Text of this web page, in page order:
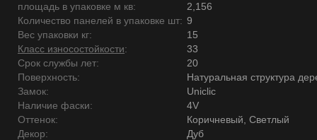
площадь в упаковке м кв:
2,156
Количество панелей в упаковке шт: 9
Вес упаковки кг:
15
Класс износостойкости:
33
Срок службы лет:
20
Поверхность:
Натуральная структура
Замок:
Uniclic
Наличие фаски:
4V
Оттенок:
Коричневый, Светлый
Декор:
Дуб